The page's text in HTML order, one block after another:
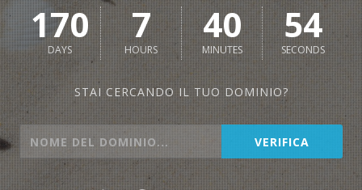
170
DAYS
7
HOURS
40
MINUTES
53
SECONDS
STAI CERCANDO IL TUO DOMINIO?